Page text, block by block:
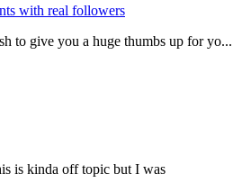
with real followers
to give you a huge thumbs up for yo...
is kinda off topic but I was